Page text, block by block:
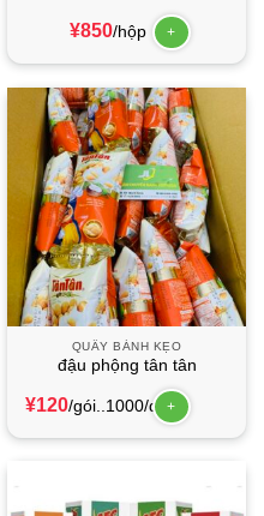
¥850/hộp +
QUẦY BÁNH KẸO
đậu phộng tân tân
¥120/gói..1000/dây
+